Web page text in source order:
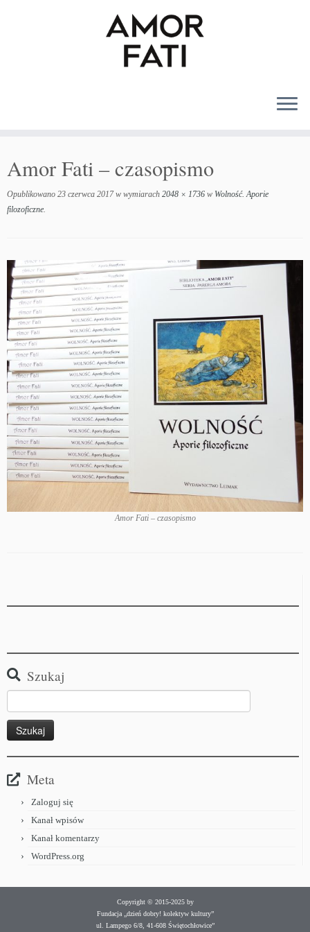
Amor Fati – czasopismo
Opublikowano 23 czerwca 2017w wymiarach 2048 × 1736 w Wolność. Aporie
filozoficzne.
Amor Fati – czasopismo
Szukaj
Meta
Zaloguj się
Kanał wpisów
Kanał komentarzy
WordPress.org
Copyright © 2015-2025 by
Fundacja „dzień dobry! kolektyw kultury”
ul. Lampego 6/8, 41-608 Świętochłowice”